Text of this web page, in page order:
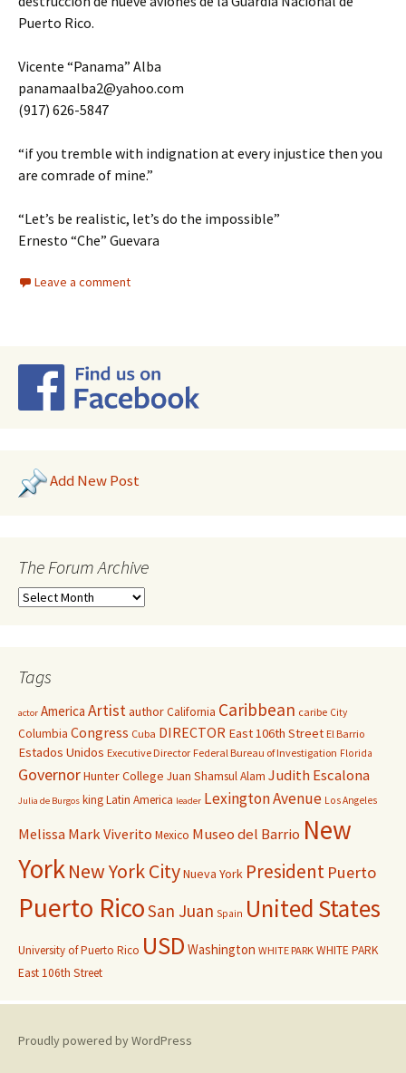
Puerto Rico.
Vicente “Panama” Alba
panamaalba2@yahoo.com
(917) 626-5847
“if you tremble with indignation at every injustice then you
are comrade of mine.”
“Let’s be realistic, let’s do the impossible”
Ernesto “Che” Guevara
Leave a comment
Add New Post
The Forum Archive
Tags
actor America ArtistauthorCalifornia Caribbean caribe City
Columbia Congress Cuba DIRECTOR East 106th Street El Barrio
Estados Unidos Executive Director Federal Bureau of Investigation Florida
GovernorHunter College Juan Shamsul Alam Judith Escalona
Julia de Burgos kingLatin America leader Lexington Avenue Los Angeles
Melissa Mark Viverito Mexico Museo del Barrio New
YorkNew York CityNueva York President Puerto
Puerto RicoSan Juan Spain United States
University of Puerto Rico USD Washington WHITE PARK WHITE PARK
East 106th Street
Proudly powered by WordPress